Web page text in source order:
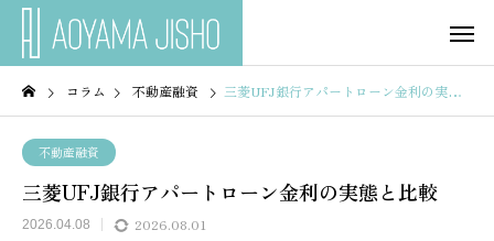
コラム 不動産融資 三菱UFJ銀行アパートローン金利の実態と比較
不動産融資
三菱UFJ銀行アパートローン金利の実態と比較
2026.04.08 2026.08.01